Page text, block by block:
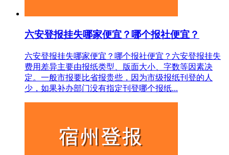
六安登报挂失哪家便宜？哪个报社便宜？
六安登报挂失哪家便宜？哪个报社便宜？六安登报挂失
费用差异主要由报纸类型、版面大小、字数等因素决
定。一般市报要比省报贵些，因为市级报纸刊登的人
少，如果补办部门没有指定刊登哪个报纸...